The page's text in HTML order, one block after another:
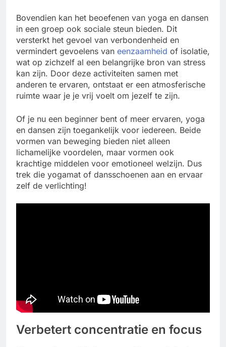
Bovendien kan het beoefenen van yoga en dansen
in een groep ook sociale steun bieden. Dit
versterkt het gevoel van verbondenheid en
vermindert gevoelens van eenzaamheid of isolatie,
wat op zichzelf al een belangrijke bron van stress
kan zijn. Door deze activiteiten samen met
anderen te ervaren, ontstaat er een atmosferische
ruimte waar je je vrij voelt om jezelf te zijn.
Of je nu een beginner bent of meer ervaren, yoga
en dansen zijn toegankelijk voor iedereen. Beide
vormen van beweging bieden niet alleen
lichamelijke voordelen, maar vormen ook
krachtige middelen voor emotioneel welzijn. Dus
trek die yogamat of dansschoenen aan en ervaar
zelf de verlichting!
Verbetert concentratie en focus